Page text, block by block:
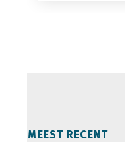
MEEST RECENT